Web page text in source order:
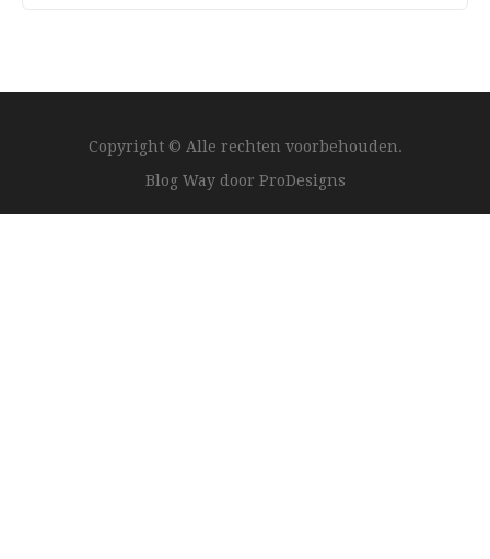
Copyright © Alle rechten voorbehouden.
Blog Way door ProDesigns